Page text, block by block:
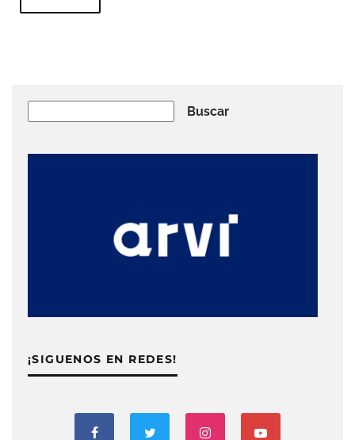
Buscar
¡SIGUENOS EN REDES!